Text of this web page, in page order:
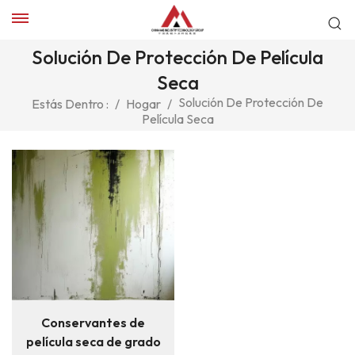
Solución De Protección De Película
Seca
Estás Dentro : / Hogar / Solución De Protección De
Película Seca
Conservantes de
película seca de grado